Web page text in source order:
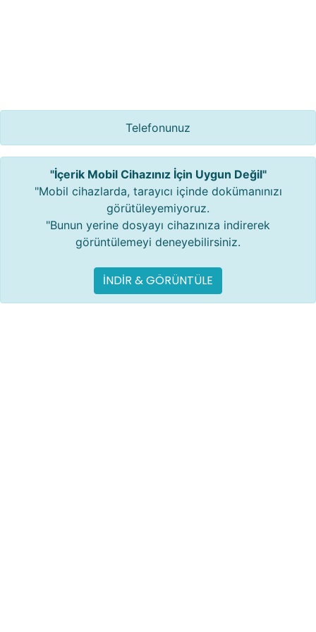
Telefonunuz
"İçerik Mobil Cihazınız İçin Uygun Değil"
"Mobil cihazlarda, tarayıcı içinde dokümanınızı
görütüleyemiyoruz.
"Bunun yerine dosyayı cihazınıza indirerek
görüntülemeyi deneyebilirsiniz.
İNDİR & GÖRÜNTÜLE